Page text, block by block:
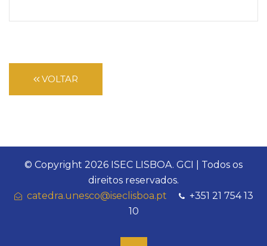
VOLTAR
© Copyright 2026 ISEC LISBOA. GCI | Todos os
direitos reservados.
catedra.unesco@iseclisboa.pt
+351 21 754 13
10